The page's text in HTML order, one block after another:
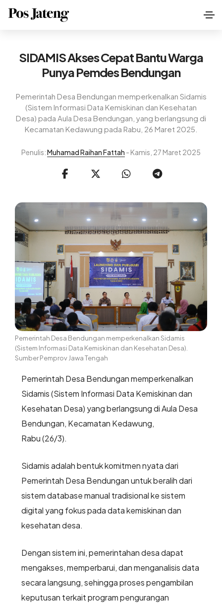
SIDAMIS Akses Cepat Bantu Warga
Punya Pemdes Bendungan
Pemerintah Desa Bendungan memperkenalkan Sidamis
(Sistem Informasi Data Kemiskinan dan Kesehatan
Desa) pada Aula Desa Bendungan, yang berlangsung di
Kecamatan Kedawung pada Rabu, 26 Maret 2025.
Penulis:Muhamad Raihan Fattah - Kamis, 27 Maret 2025
Pemerintah Desa Bendungan memperkenalkan Sidamis
(Sistem Informasi Data Kemiskinan dan Kesehatan Desa).
Sumber Pemprov Jawa Tengah
Pemerintah Desa Bendungan memperkenalkan
Sidamis (Sistem Informasi Data Kemiskinan dan
Kesehatan Desa) yang berlangsung di Aula Desa
Bendungan, Kecamatan Kedawung,
Rabu (26/3).
Sidamis adalah bentuk komitmen nyata dari
Pemerintah Desa Bendungan untuk beralih dari
sistem database manual tradisional ke sistem
digital yang fokus pada data kemiskinan dan
kesehatan desa.
Dengan sistem ini, pemerintahan desa dapat
mengakses, memperbarui, dan menganalisis data
secara langsung, sehingga proses pengambilan
keputusan terkait program pengurangan